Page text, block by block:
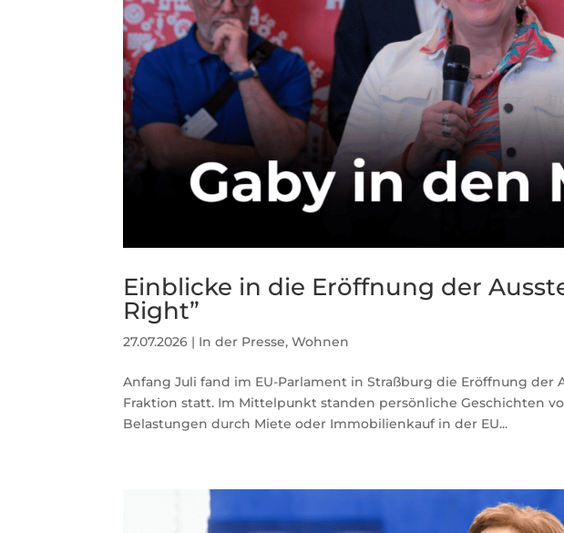
Einblicke in die Eröffnung der
Right”
27.07.2026| In der Presse, Wohnen
Anfang Juli fand im EU-Parlament in Straßburg die Eröffnung der
Fraktion statt. Im Mittelpunkt standen persönliche Geschichten
Belastungen durch Miete oder Immobilienkauf in der EU...